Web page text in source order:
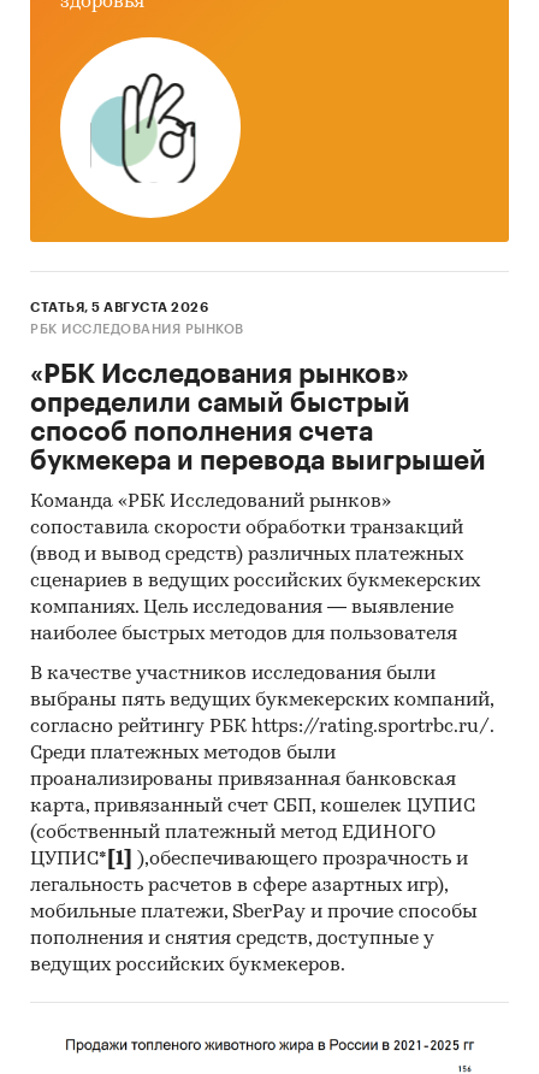
экспортеров
импортеров
зарубежных получателей
зарубежных поставщиков
При подготовке обзора использована
официальная статистика и собранные
данные.
Федеральная служба государственной
статистики (Росстат)
Федеральная таможенная служба
Федеральная налоговая служба
Информация, собранная BusinesStat:
показатели торговли цементными
клинкерами
оценки экспертов строительной отрасли
Категории: Потребительские товары
Стройматериалы
/
Цемент
Промышленность
Стройматериалы
Цемент
Строительство и недвижимость / ... /
Стройматериалы /
Цемент
Россия
СТАТЬЯ, 5 АВГУСТА 2026
РБК ИССЛЕДОВАНИЯ РЫНКОВ
«РБК Исследования рынков»
определили самый быстрый
способ пополнения счета
букмекера и перевода выигрышей
Команда «РБК Исследований рынков»
сопоставила скорости обработки транзакций
(ввод и вывод средств) различных платежных
сценариев в ведущих российских букмекерских
компаниях. Цель исследования — выявление
наиболее быстрых методов для пользователя
В качестве участников исследования были
выбраны пять ведущих букмекерских компаний,
согласно рейтингу РБК https://rating.sportrbc.ru/.
Среди платежных методов были
проанализированы привязанная банковская
карта, привязанный счет СБП, кошелек ЦУПИС
(собственный платежный метод ЕДИНОГО
ЦУПИС* [1]
),обеспечивающего прозрачность и
легальность расчетов в сфере азартных игр),
мобильные платежи, SberPay и прочие способы
пополнения и снятия средств, доступные у
ведущих российских букмекеров.